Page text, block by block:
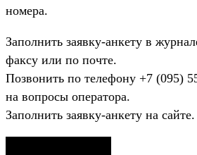
номера.
Заполнить заявку-анкету в
факсу или по почте.
Позвонить по телефону +7 (095)
на вопросы оператора.
Заполнить заявку-анкету на сайте.